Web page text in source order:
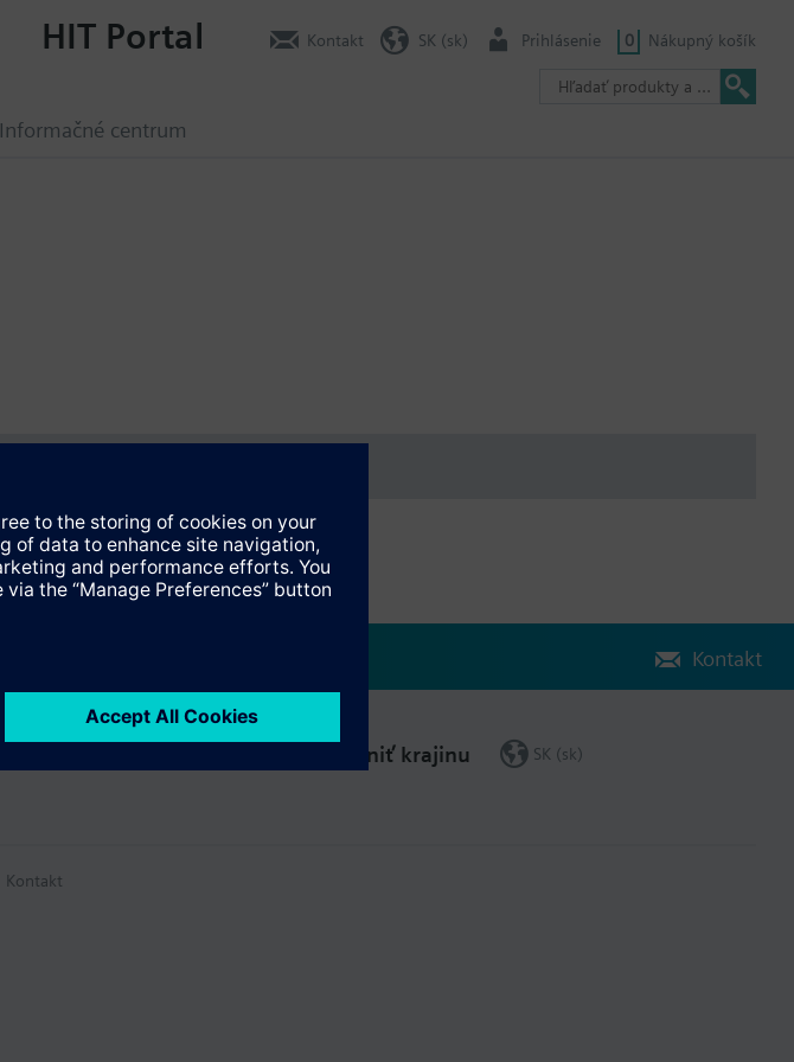
Informačné centrum
HIT Portal Kontakt SK (sk) Prihlásenie 0 Nákupný košík
Kontakt
Zmeniť krajinu SK (sk)
Kontakt